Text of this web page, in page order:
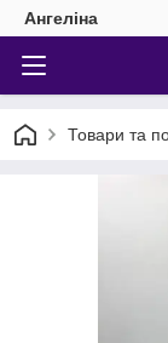
Ангеліна
Товари та